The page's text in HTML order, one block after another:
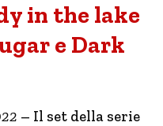
in the lake
e Dark
– Il set della serie